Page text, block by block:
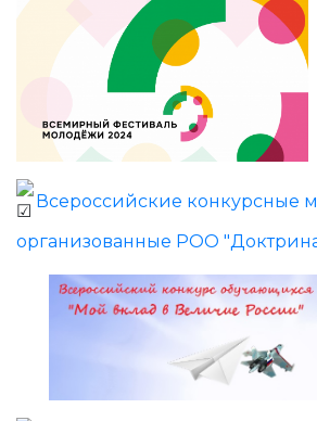
Всероссийские конкурсные
организованные РОО